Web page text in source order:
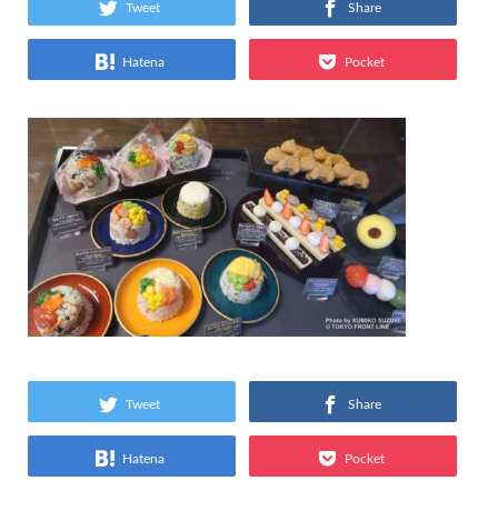
Tweet Share
Hatena Pocket
Tweet Share
Hatena Pocket